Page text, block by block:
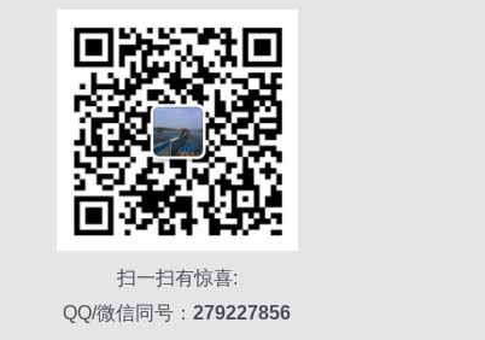
扫一扫有惊喜:
QQ/微信同号：279227856